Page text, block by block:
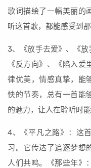
歌词描绘了一幅美丽的
听这首歌，都能感受到
3、《放手去爱》、《放
《反方向》、《陷入
律优美，情感真挚，能
快的节奏，总有一首能
的魅力，让人在聆听时
4、《平凡之路》：这
习。它传达了追逐梦想
人们共鸣。《那些年》